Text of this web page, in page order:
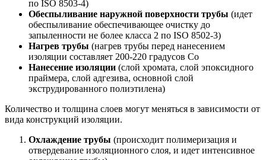
по ISO 8503-4)
Обеспыливание наружной поверхности трубы (идет
обеспыливание обеспечивающее очистку до
запыленности не более класса 2 по ISO 8502-3)
Нагрев трубы (нагрев трубы перед нанесением
изоляции составляет 200-220 градусов Со
Нанесение изоляции (слой хромата, слой эпоксидного
праймера, слой адгезива, основной слой
экструдированного полиэтилена)
Количество и толщина слоев могут меняться в зависимости от
вида конструкций изоляции.
Охлаждение трубы (происходит полимеризация и
отвердевание изоляционного слоя, и идет интенсивное